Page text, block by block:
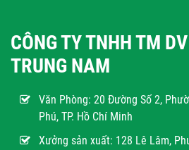
CÔNG TY TNHH TM
TRUNG NAM
Văn Phòng: 20 Đường Số 2,
Phú, TP. Hồ Chí Minh
Xưởng sản xuất: 128 Lê Lâm,